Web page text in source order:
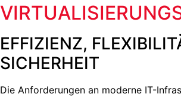
EFFIZIENZ,
SICHERHEIT
Die Anforderungen an moderne IT-